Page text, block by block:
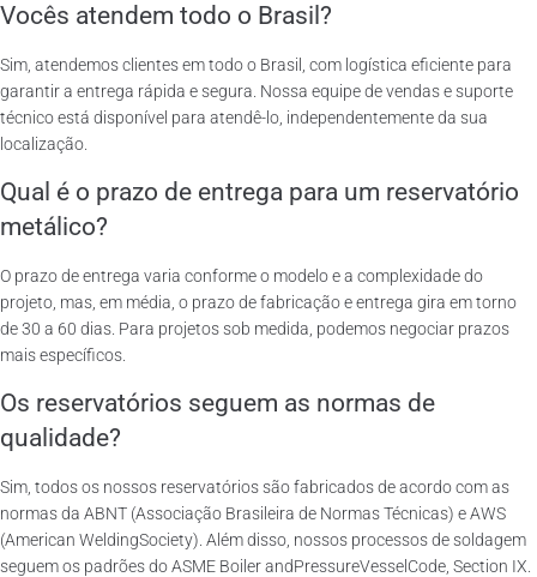
Vocês atendem todo o Brasil?
Sim, atendemos clientes em todo o Brasil, com logística eficiente para
garantir a entrega rápida e segura. Nossa equipe de vendas e suporte
técnico está disponível para atendê-lo, independentemente da sua
localização.
Qual é o prazo de entrega para um reservatório
metálico?
O prazo de entrega varia conforme o modelo e a complexidade do
projeto, mas, em média, o prazo de fabricação e entrega gira em torno
de 30 a 60 dias. Para projetos sob medida, podemos negociar prazos
mais específicos.
Os reservatórios seguem as normas de
qualidade?
Sim, todos os nossos reservatórios são fabricados de acordo com as
normas da ABNT (Associação Brasileira de Normas Técnicas) e AWS
(American WeldingSociety). Além disso, nossos processos de soldagem
seguem os padrões do ASME Boiler andPressureVesselCode, Section IX.